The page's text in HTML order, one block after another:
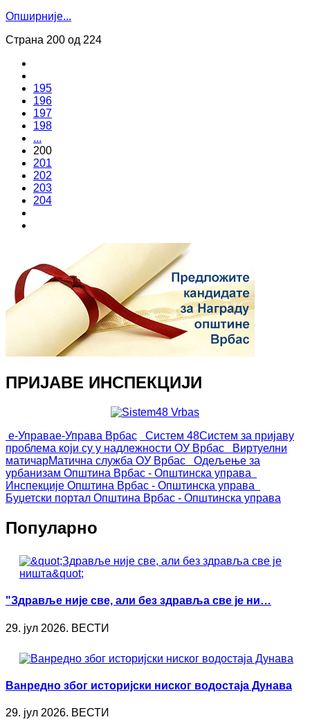
Опширније...
Страна 200 од 224
195
196
197
198
...
200
201
202
203
204
ПРИЈАВЕ ИНСПЕКЦИЈИ
е-Управае-Управа Врбас Систем 48Систем за пријаву
проблема који су у надлежности ОУ Врбас
Виртуелни
матичарМатична служба ОУ Врбас
Одељење за
урбанизам Општина Врбас - Општинска управа
Инспекције Општина Врбас - Општинска управа
Буџетски портал Општина Врбас - Општинска управа
Популарно
"Здравље није све, али без здравља све је ни…
29. јул 2026. ВЕСТИ
Ванредно због историјски ниског водостаја Дунава
29. јул 2026. ВЕСТИ